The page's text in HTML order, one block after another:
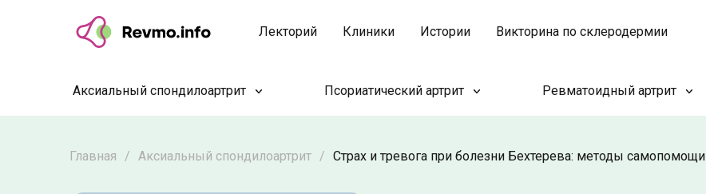
Лекторий Клиники Истории Викторина по склеродермии
Аксиальный спондилоартрит Псориатический артрит Ревматоидный артрит
Главная / Аксиальный спондилоартрит / Страх и тревога при болезни Бехтерева: методы самопомощи